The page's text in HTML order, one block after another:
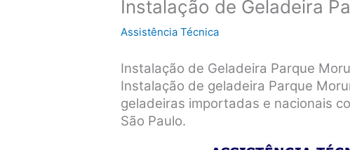
Instalação de Geladeira
Assistência Técnica
Instalação de Geladeira Parque
Instalação de geladeira Parque
geladeiras importadas e nacionais
São Paulo.